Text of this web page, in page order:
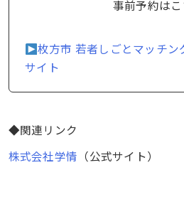
事前予約は
枚方市 若者しごとマッチン
サイト
◆関連リンク
株式会社学情 （公式サイト）